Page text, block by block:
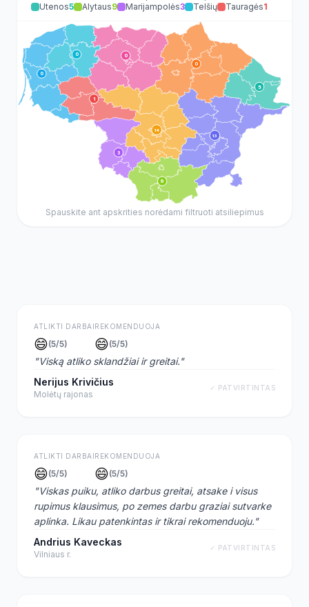
Utenos5 Alytaus9 Marijampolės3 Telšių Tauragės1
13
14
0
0
0
5
9
3
0
1
Spauskite ant apskrities norėdami filtruoti atsiliepimus
ATLIKTI DARBAI
😄(5/5)
REKOMENDUOJA
😄(5/5)
"Viską atliko sklandžiai ir greitai."
Nerijus Krivičius
Molėtų rajonas
✓ PATVIRTINTAS
ATLIKTI DARBAI
😄(5/5)
REKOMENDUOJA
😄(5/5)
"Viskas puiku, atliko darbus greitai, atsake i visus
rupimus klausimus, po zemes darbu graziai sutvarke
aplinka. Likau patenkintas ir tikrai rekomenduoju."
Andrius Kaveckas
Vilniaus r.
✓ PATVIRTINTAS